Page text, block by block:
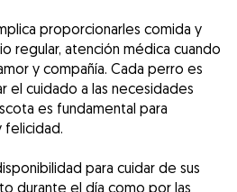
proporcionarles comida y
regular, atención médica cuando
y compañía. Cada perro es
el cuidado a las necesidades
es fundamental para
felicidad.
para cuidar de sus
durante el día como por las